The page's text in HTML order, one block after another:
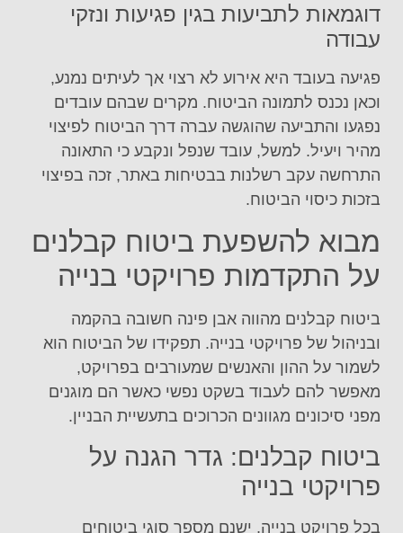
דוגמאות לתביעות בגין פגיעות ונזקי
עבודה
פגיעה בעובד היא אירוע לא רצוי אך לעיתים נמנע,
וכאן נכנס לתמונה הביטוח. מקרים שבהם עובדים
נפגעו והתביעה שהוגשה עברה דרך הביטוח לפיצוי
מהיר ויעיל. למשל, עובד שנפל ונקבע כי התאונה
התרחשה עקב רשלנות בבטיחות באתר, זכה בפיצוי
בזכות כיסוי הביטוח.
מבוא להשפעת ביטוח קבלנים
על התקדמות פרויקטי בנייה
ביטוח קבלנים מהווה אבן פינה חשובה בהקמה
ובניהול של פרויקטי בנייה. תפקידו של הביטוח הוא
לשמור על ההון והאנשים שמעורבים בפרויקט,
מאפשר להם לעבוד בשקט נפשי כאשר הם מוגנים
מפני סיכונים מגוונים הכרוכים בתעשיית הבניין.
ביטוח קבלנים: גדר הגנה על
פרויקטי בנייה
בכל פרויקט בנייה, ישנם מספר סוגי ביטוחים